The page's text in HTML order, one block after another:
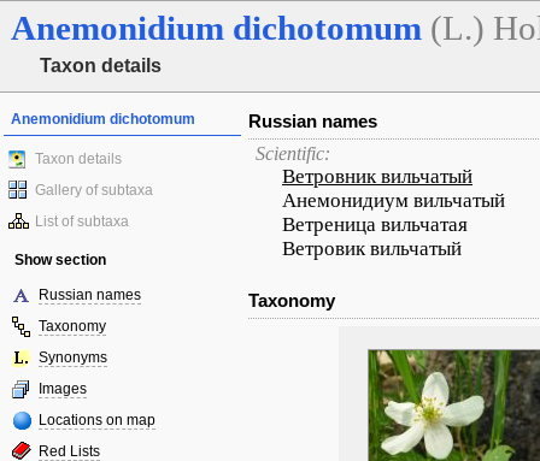
Anemonidium dichotomum (L.)
Taxon details
Anemonidium dichotomum
Taxon details
Gallery of subtaxa
List of subtaxa
Show section
Russian names
Taxonomy
Synonyms
Images
Locations on map
Red Lists
Russian names
Scientific:
Ветровник вильчатый
Анемонидиум вильчатый
Ветреница вильчатая
Ветровик вильчатый
Taxonomy